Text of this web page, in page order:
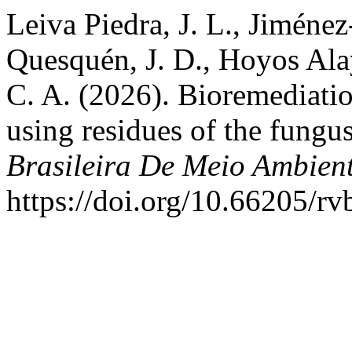
Leiva Piedra, J. L.,
Quesquén, J. D., Hoyos
C. A. (2026).
using residues of the
Brasileira De Meio
https://doi.org/10.66205/